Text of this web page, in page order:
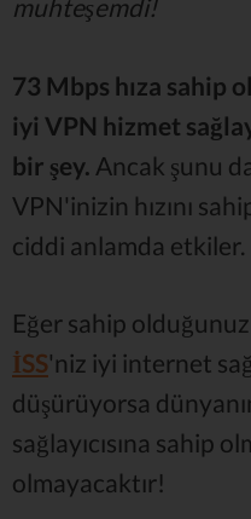
muhteşemdi!
73 Mbps hıza sahip
iyi VPN hizmet
bir şey. Ancak şunu
VPN'inizin hızını
ciddi anlamda etkiler.
Eğer sahip olduğunuz
İSS'niz iyi internet
düşürüyorsa
sağlayıcısına sahip
olmayacaktır!